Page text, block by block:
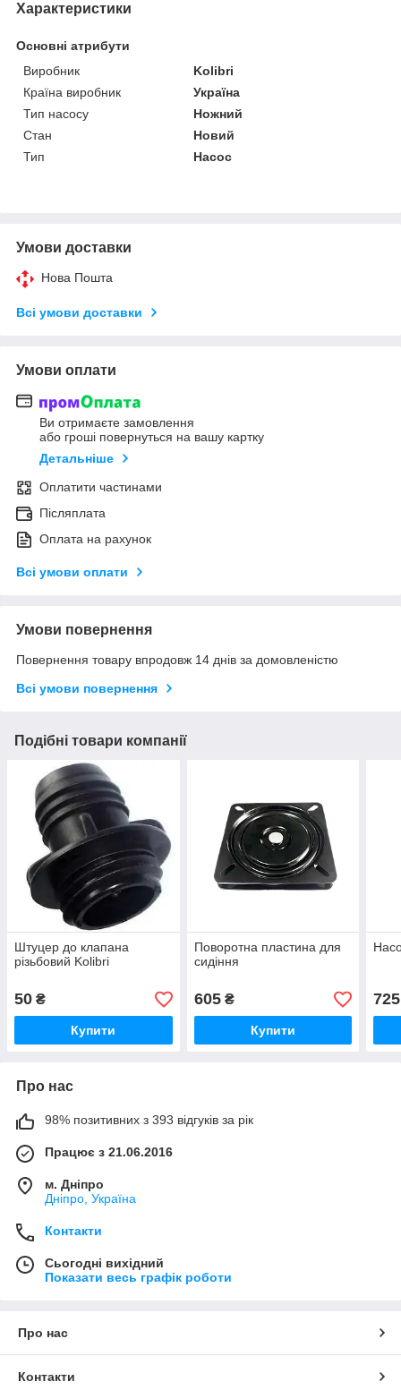
Характеристики
Основні атрибути
Виробник
Kolibri
Країна виробник
Україна
Тип насосу
Ножний
Стан
Новий
Тип
Насос
Умови доставки
Нова Пошта
Всі умови доставки
Умови оплати
Ви отримаєте замовлення
або гроші повернуться на вашу картку
Детальніше
Оплатити частинами
Післяплата
Оплата на рахунок
Всі умови оплати
Умови повернення
Повернення товару впродовж 14 днів за домовленістю
Всі умови повернення
Подібні товари компанії
Штуцер до клапана
різьбовий Kolibri
50 ₴
Купити
Поворотна пластина для
сидіння
605₴
Купити
725
Про нас
98% позитивних з 393 відгуків за рік
Працює з 21.06.2016
м. Дніпро
Дніпро, Україна
Контакти
Сьогодні вихідний
Показати весь графік роботи
Про нас
Контакти